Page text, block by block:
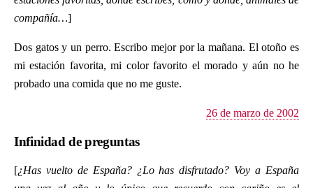
compañía…]
Dos gatos y un perro. Escribo mejor por la mañana. El otoño es
mi estación favorita, mi color favorito el morado y aún no he
probado una comida que no me guste.
26 de marzo de 2002
Infinidad de preguntas
[¿Has vuelto de España? ¿Lo has disfrutado? Voy a España